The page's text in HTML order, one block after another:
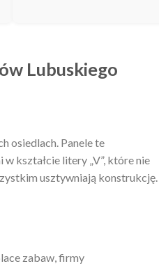
Lubuskiego
osiedlach. Panele te
kształcie litery „V”, które nie
usztywniają konstrukcję.
zabaw, firmy